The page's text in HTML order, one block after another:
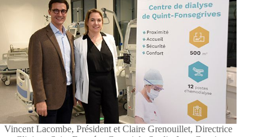
Vincent Lacombe, Président et Claire Grenouillet, Directrice